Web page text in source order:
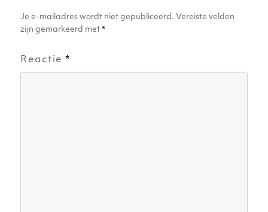
Je e-mailadres wordt niet gepubliceerd. Vereiste velden
zijn gemarkeerd met*
Reactie*